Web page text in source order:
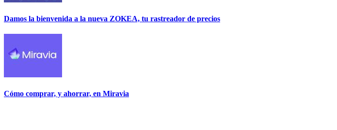
Damos la bienvenida a la nueva ZOKEA, tu rastreador de precios
Cómo comprar, y ahorrar, en Miravia